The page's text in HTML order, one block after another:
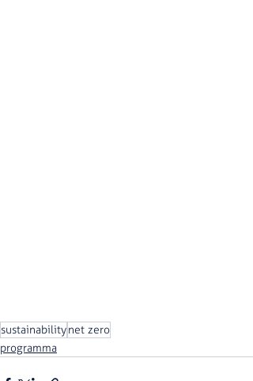
sustainabilitynet zero
programma